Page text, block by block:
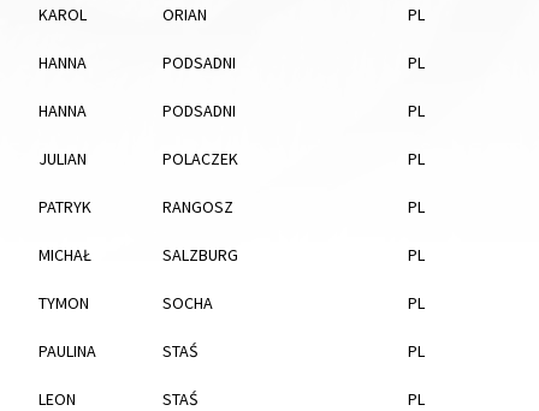
KAROL ORIAN PL
HANNA PODSADNI PL
HANNA PODSADNI PL
JULIAN POLACZEK PL
PATRYK RANGOSZ PL
MICHAŁ SALZBURG PL
TYMON SOCHA PL
PAULINA STAŚ PL
LEON STAŚ PL